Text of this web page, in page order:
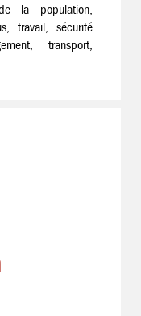
la population,
travail, sécurité
transport,